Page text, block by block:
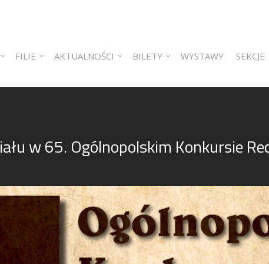
FILIE AKTUALNOŚCI BILETY WYSTAWY SEKCJE
w 65. Ogólnopolskim Konkursie